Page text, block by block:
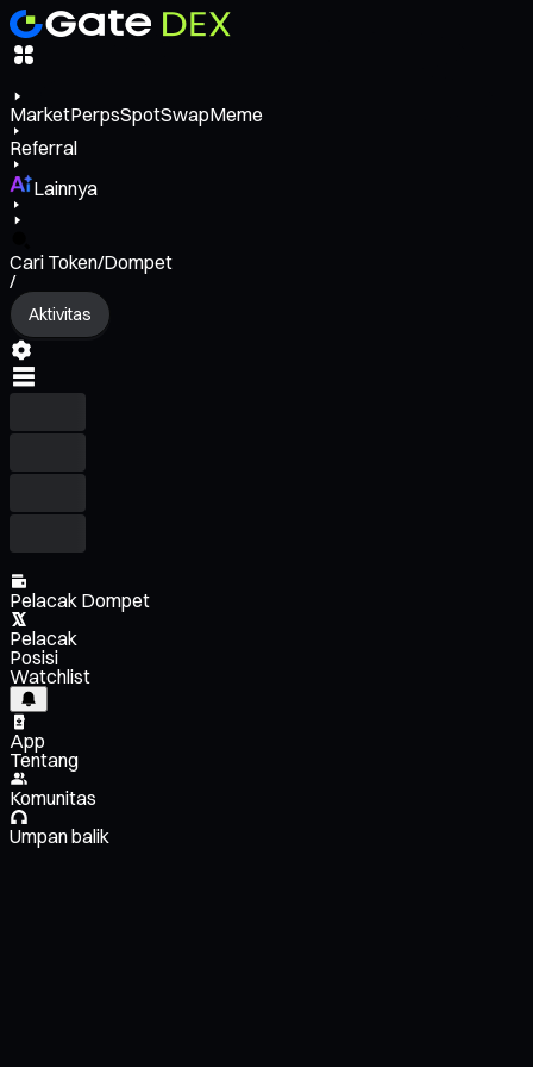
MarketPerpsSpotSwapMeme
Referral
Lainnya
Cari Token/Dompet
/
Aktivitas
Pelacak Dompet
Pelacak
Posisi
Watchlist
App
Tentang
Komunitas
Umpan balik